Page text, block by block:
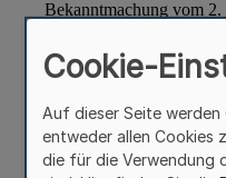
Cookie-
Auf dieser Seite werden
entweder allen Cookies
die für die Verwendung